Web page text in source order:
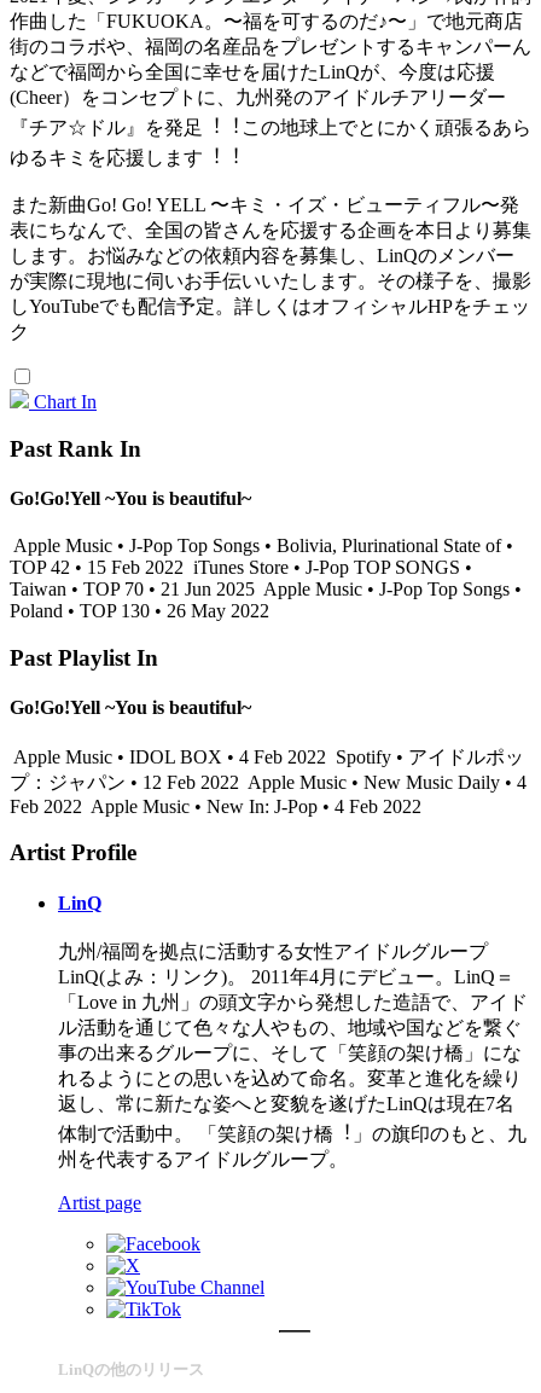
作曲した「FUKUOKA。〜福を可するのだ♪〜」で地元商店
街のコラボや、福岡の名産品をプレゼントするキャンパーん
などで福岡から全国に幸せを届けたLinQが、今度は応援
(Cheer）をコンセプトに、九州発のアイドルチアリーダー
『チア☆ドル』を発⾜︕︕この地球上でとにかく頑張るあら
ゆるキミを応援します︕︕
また新曲Go! Go! YELL 〜キミ・イズ・ビューティフル〜発
表にちなんで、全国の皆さんを応援する企画を本日より募集
します。お悩みなどの依頼内容を募集し、LinQのメンバー
が実際に現地に伺いお⼿伝いいたします。その様⼦を、撮影
しYouTubeでも配信予定。詳しくはオフィシャルHPをチェッ
ク
Chart In
Past Rank In
Go!Go!Yell ~You is beautiful~
Apple Music • J-Pop Top Songs • Bolivia, Plurinational State of •
TOP 42 • 15 Feb 2022 iTunes Store • J-Pop TOP SONGS •
Taiwan • TOP 70 • 21 Jun 2025 Apple Music • J-Pop Top Songs •
Poland • TOP 130 • 26 May 2022
Past Playlist In
Go!Go!Yell ~You is beautiful~
Apple Music • IDOL BOX • 4 Feb 2022 Spotify • アイドルポッ
プ：ジャパン • 12 Feb 2022 Apple Music • New Music Daily • 4
Feb 2022 Apple Music • New In: J-Pop • 4 Feb 2022
Artist Profile
LinQ
九州/福岡を拠点に活動する⼥性アイドルグループ
LinQ(よみ：リンク)。 2011年4月にデビュー。LinQ＝
「Love in 九州」の頭⽂字から発想した造語で、アイド
ル活動を通じて⾊々な⼈やもの、地域や国などを繋ぐ
事の出来るグループに、そして「笑顔の架け橋」にな
れるようにとの思いを込めて命名。変⾰と進化を繰り
返し、常に新たな姿へと変貌を遂げたLinQは現在7名
体制で活動中。 「笑顔の架け橋︕」の旗印のもと、九
州を代表するアイドルグループ。
Artist page
LinQの他のリリース